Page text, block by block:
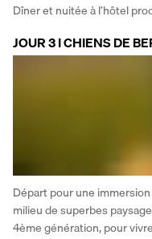
Dîner et nuitée à l’hôtel
JOUR 3 I CHIENS DE
Départ pour une
milieu de superbes
4ème génération, pour vivre